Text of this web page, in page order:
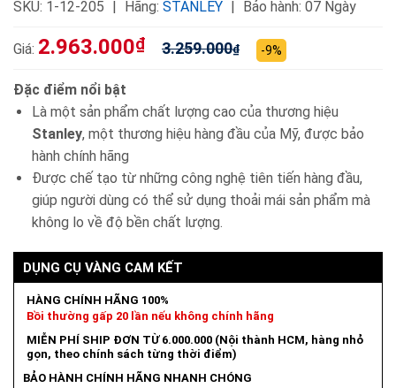
SKU: 1-12-205 Hãng: STANLEY Bảo hành: 07 Ngày
Giá: 2.963.000₫ 3.259.000₫ -9%
Đặc điểm nổi bật
Là một sản phẩm chất lượng cao của thương hiệu
Stanley, một thương hiệu hàng đầu của Mỹ, được bảo
hành chính hãng
Được chế tạo từ những công nghệ tiên tiến hàng đầu,
giúp người dùng có thể sử dụng thoải mái sản phẩm mà
không lo về độ bền chất lượng.
DỤNG CỤ VÀNG CAM KẾT
HÀNG CHÍNH HÃNG 100%
Bồi thường gấp 20 lần nếu không chính hãng
MIỄN PHÍ SHIP ĐƠN TỪ 6.000.000 (Nội thành HCM, hàng nhỏ
gọn, theo chính sách từng thời điểm)
BẢO HÀNH CHÍNH HÃNG NHANH CHÓNG